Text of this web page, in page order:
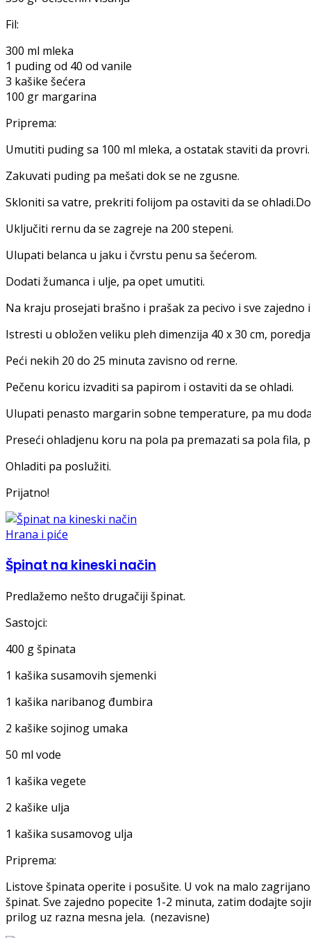
Fil:
300 ml mleka
1 puding od 40 od vanile
3 kašike šećera
100 gr margarina
Priprema:
Umutiti puding sa 100 ml mleka, a ostatak staviti da provri.
Zakuvati puding pa mešati dok se ne zgusne.
Skloniti sa vatre, prekriti folijom pa ostaviti da se
Uključiti rernu da se zagreje na 200 stepeni.
Ulupati belanca u jaku i čvrstu penu sa šećerom.
Dodati žumanca i ulje, pa opet umutiti.
Na kraju prosejati brašno i prašak za pecivo i sve zajedno
Istresti u obložen veliku pleh dimenzija 40 x 30 cm,
Peći nekih 20 do 25 minuta zavisno od rerne.
Pečenu koricu izvaditi sa papirom i ostaviti da se ohladi.
Ulupati penasto margarin sobne temperature, pa mu
Preseći ohladjenu koru na pola pa premazati sa pola
Ohladiti pa poslužiti.
Prijatno!
Hrana i piće
Špinat na kineski način
Predlažemo nešto drugačiji špinat.
Sastojci:
400 g špinata
1 kašika susamovih sjemenki
1 kašika naribanog đumbira
2 kašike sojinog umaka
50 ml vode
1 kašika vegete
2 kašike ulja
1 kašika susamovog ulja
Priprema:
Listove špinata operite i posušite. U vok na malo
špinat. Sve zajedno popecite 1-2 minuta, zatim dodajte
prilog uz razna mesna jela. (nezavisne)